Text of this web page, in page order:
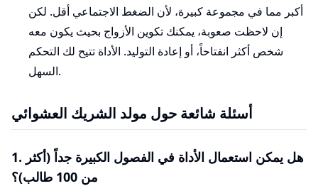
أكبر مما في مجموعة كبيرة، لأن الضغط الاجتماعي أقل. لكن
إن لاحظت صعوبة، يمكنك تكوين الأزواج بحيث يكون معه
شخص أكثر انفتاحاً، أو إعادة التوليد. الأداة تتيح لك التحكم
السهل.
أسئلة شائعة حول مولد الشريك العشوائي
1. هل يمكن استعمال الأداة في الفصول الكبيرة جداً (أكثر
من 100 طالب)؟